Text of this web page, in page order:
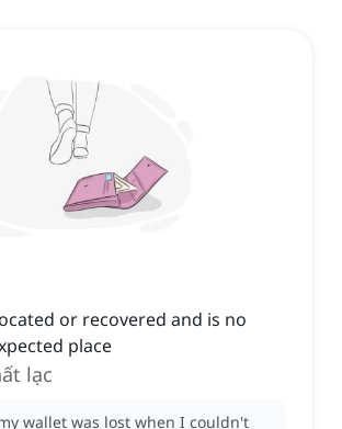
or recovered and is no
place
lạc
wallet was lost when I couldn't